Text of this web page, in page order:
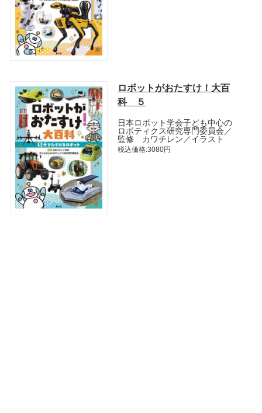
ロボットがおたすけ！大百
科 ５
日本ロボット学会子ども中心の
ロボティクス研究専門委員会／
監修 カワチレン／イラスト
税込価格:3080円